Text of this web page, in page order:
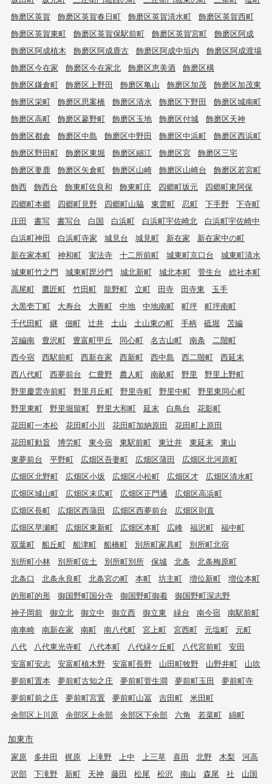
飾磨区英賀
飾磨区英賀春日町 飾磨区英賀清水町
飾磨区英賀西町
飾磨区英賀東町
飾磨区英賀保駅前町 飾磨区英賀宮町
飾磨区阿成
飾磨区阿成植木
飾磨区阿成鹿古 飾磨区阿成中垣内
飾磨区阿成渡場
飾磨区今在家
飾磨区今在家北 飾磨区恵美酒
飾磨区構
飾磨区鎌倉町
飾磨区上野田 飾磨区亀山 飾磨区加茂
飾磨区加茂東
飾磨区栄町
飾磨区思案橋 飾磨区清水 飾磨区下野田
飾磨区城南町
飾磨区高町
飾磨区蓼野町 飾磨区玉地 飾磨区付城
飾磨区天神
飾磨区都倉
飾磨区中島 飾磨区中野田 飾磨区中浜町
飾磨区西浜町
飾磨区野田町
飾磨区東堀 飾磨区細江 飾磨区宮
飾磨区三宅
飾磨区妻鹿
飾磨区矢倉町 飾磨区山崎 飾磨区山崎台
飾磨区若宮町
飾西
飾西台 飾東町佐良和 飾東町庄 四郷町坂元
四郷町東阿保
四郷町本郷
四郷町見野 四郷町山脇 東雲町 忍町 下手野
下寺町
庄田
書写 書写台 白国 白浜町 白浜町宇佐崎北
白浜町宇佐崎中
白浜町神田
白浜町寺家 城見台 城見町 新在家
新在家中の町
新在家本町
神和町 実法寺 十二所前町 城東町京口台
城東町清水
城東町竹之門
城東町毘沙門 城北新町 城北本町 菅生台
総社本町
高尾町
鷹匠町 竹田町 龍野町 立町 田寺 田寺東
玉手
大黒壱丁町
大寿台 大善町 中地 中地南町 町坪
町坪南町
千代田町
継 佃町 辻井 土山 土山東の町 手柄 砥堀
苫編
苫編南
豊沢町 豊富町甲丘 同心町 名古山町 南条
二階町
西今宿
西駅前町 西新在家 西新町 西中島 西二階町
西延末
西八代町
西夢前台 仁豊野 農人町 南畝町 野里
野里上野町
野里慶雲寺前町
野里月丘町 野里寺町 野里中町
野里東同心町
野里東町
野里堀留町 野里大和町 延末 白鳥台
花影町
花田町一本松
花田町小川 花田町加納原田
花田町上原田
花田町勅旨
博労町 東今宿 東駅前町 東辻井 東延末
東山
東夢前台
平野町 広畑区吾妻町 広畑区蒲田
広畑区北河原町
広畑区北野町
広畑区小坂 広畑区小松町 広畑区才
広畑区清水町
広畑区城山町
広畑区末広町 広畑区正門通
広畑区高浜町
広畑区長町
広畑区西蒲田 広畑区西夢前台
広畑区則直
広畑区早瀬町
広畑区東新町 広畑区本町 広峰 福沢町
福中町
双葉町
船丘町 船津町 船橋町 別所町家具町
別所町北宿
別所町小林
別所町佐土 別所町別所 保城 北条
北条梅原町
北条口
北条永良町 北条宮の町 本町 坊主町 増位新町
増位本町
的形町的形
御国野町国分寺 御国野町御着
御国野町深志野
神子岡前
御立北 御立中 御立西 御立東 緑台 南今宿
南駅前町
南車崎
南新在家 南町 南八代町 宮上町 宮西町 元塩町
元町
八代
八代東光寺町 八代本町 八代緑ケ丘町 八代宮前町
安田
安富町安志
安富町植木野 安富町長野 山田町牧野 山野井町
山吹
夢前町置本
夢前町古知之庄 夢前町菅生澗 夢前町玉田
夢前町寺
夢前町前之庄
夢前町宮置 夢前町山冨 吉田町
米田町
余部区上川原
余部区上余部 余部区下余部 六角 若菜町 綿町
加東市
家原 多井田 梶原 上滝野 上中 上三草 喜田 北野 木梨
河高
沢部
下滝野 新町 天神 藤田 松尾 松沢 南山 森尾 社 山国